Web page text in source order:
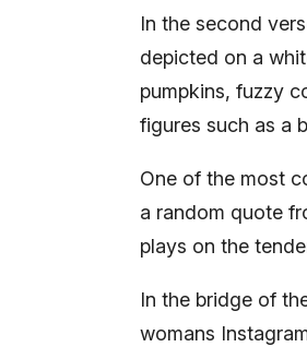
In the second
depicted on a
pumpkins, fuzzy
figures such as a
One of the most
a random quote
plays on the
In the bridge of
womans